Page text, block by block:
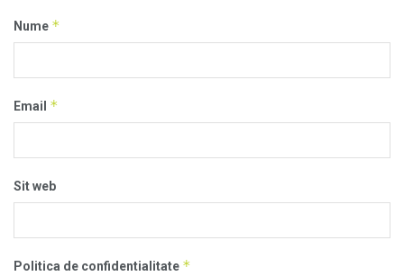
Nume *
Email *
Sit web
Politica de confidentialitate *